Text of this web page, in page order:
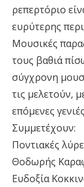
ρεπερτόριο
ευρύτερης
Μουσικές
τους βαθιά
σύγχρονη
τις μελετούν,
επόμενες
Συμμετέχουν:
Ποντιακές
Θοδωρής
Ευδοξία